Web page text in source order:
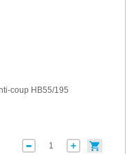
coup HB55/195